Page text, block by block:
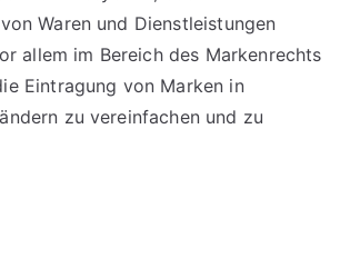
Waren und Dienstleistungen
allem im Bereich des Markenrechts
Eintragung von Marken in
zu vereinfachen und zu